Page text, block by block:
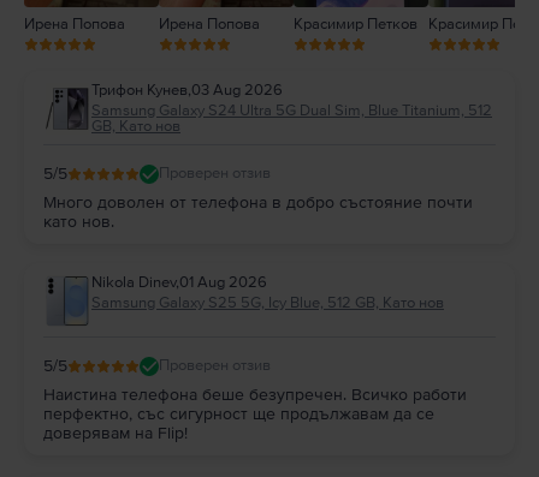
Ирена Попова Ирена Попова Красимир Петков Красимир
Трифон Кунев,03 Aug 2026
Samsung Galaxy S24 Ultra 5G Dual Sim, Blue Titanium, 512
GB, Като нов
5/5 Проверен отзив
Много доволен от телефона в добро състояние почти
като нов.
Nikola Dinev,01 Aug 2026
Samsung Galaxy S25 5G, Icy Blue, 512 GB, Като нов
5/5 Проверен отзив
Наистина телефона беше безупречен. Всичко работи
перфектно, със сигурност ще продължавам да се
доверявам на Flip!